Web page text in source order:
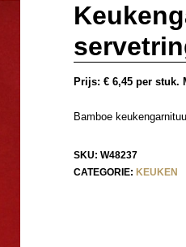
Prijs: € 6,45 per stuk.
Bamboe
SKU: W48237
CATEGORIE: KEUKEN